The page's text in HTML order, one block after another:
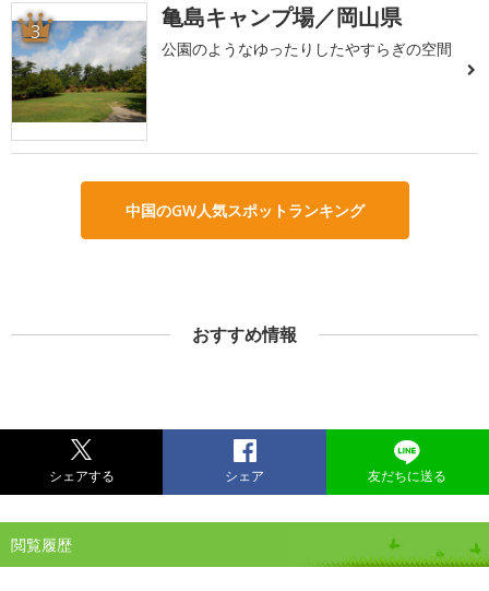
3 亀島キャンプ場／岡山県
公園のようなゆったりしたやすらぎの空間
中国のGW人気スポットランキング
おすすめ情報
シェアする シェア 友だちに送る
閲覧履歴